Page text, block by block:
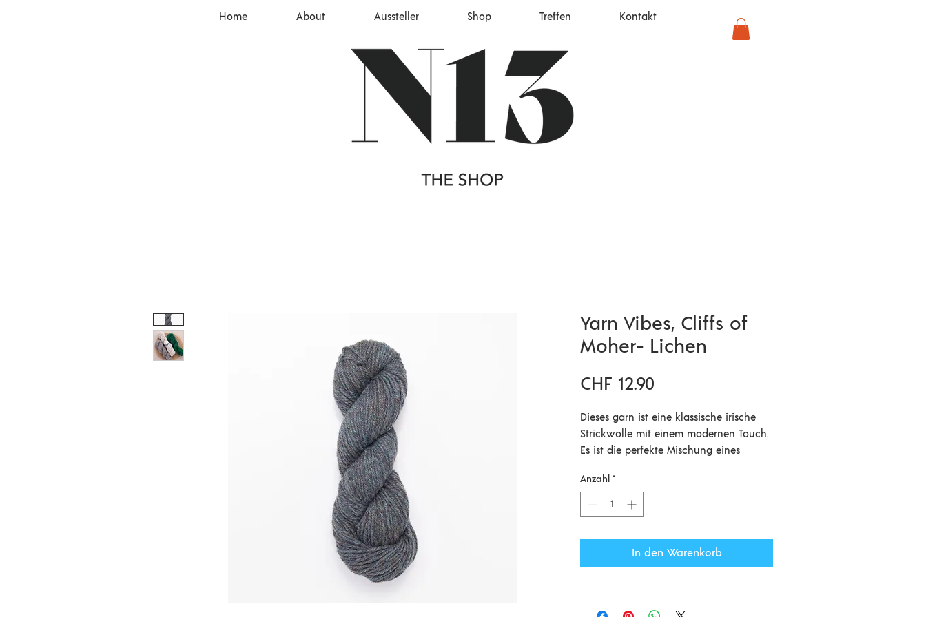
Yarn Vibes, Cliffs of
Moher- Lichen
CHF 12.90
Dieses garn ist eine klassische irische
Strickwolle mit einem modernen Touch.
Es ist die perfekte Mischung eines
modernen, natürlichen Farbpalette.
Gesponnen und gefärbt in Irland. 60 %
Falkland Merino für einen etwas
weicheren Griff aber immer noch ganz
Anzahl *
In den Warenkorb
Home About Aussteller Shop Treffen Kontakt